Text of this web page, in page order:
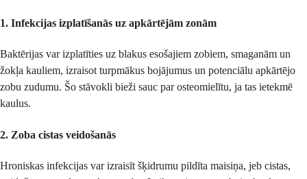
1. Infekcijas izplatīšanās uz apkārtējām zonām
Baktērijas var izplatīties uz blakus esošajiem zobiem, smaganām un
žokļa kauliem, izraisot turpmākus bojājumus un potenciālu apkārtējo
zobu zudumu. Šo stāvokli bieži sauc par osteomielītu, ja tas ietekmē
kaulus.
2. Zoba cistas veidošanās
Hroniskas infekcijas var izraisīt šķidrumu pildīta maisiņa, jeb cistas,